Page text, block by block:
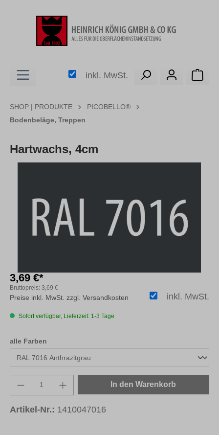
inkl. MwSt.
SHOP | PRODUKTE
PICOBELLO®
Bodenbeläge, Treppen
Hartwachs, 4cm
3,69 €*
Bruttopreis: 3,69 €
inkl. MwSt.
Preise inkl. MwSt. zzgl. Versandkosten
Sofort verfügbar, Lieferzeit: 1-3 Tage
alle Farben
Produkt Anzahl: Gib den gewünschten
In den Warenkorb
Artikel-Nr.: 1410047016